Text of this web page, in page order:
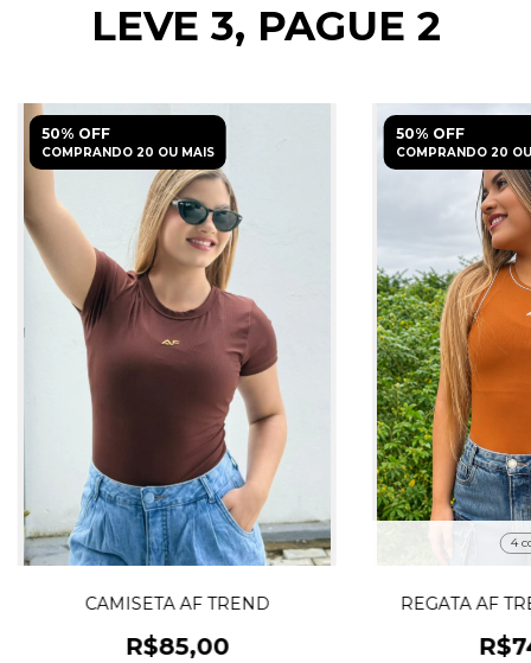
LEVE 3, PAGUE 2
50% OFF
COMPRANDO 20 OU MAIS
CAMISETA AF TREND
R$85,00
50% OFF
COMPRANDO 20
4
REGATA AF